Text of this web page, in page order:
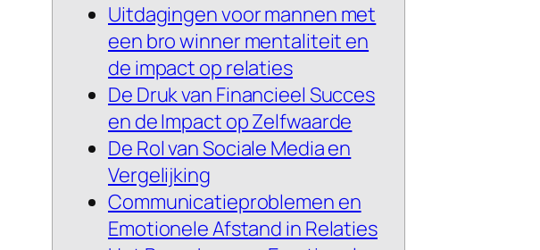
Uitdagingen voor mannen met
een bro winner mentaliteit en
de impact op relaties
De Druk van Financieel Succes
en de Impact op Zelfwaarde
De Rol van Sociale Media en
Vergelijking
Communicatieproblemen en
Emotionele Afstand in Relaties